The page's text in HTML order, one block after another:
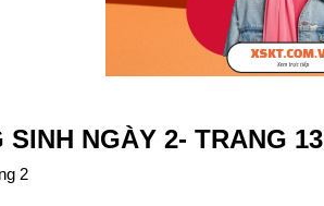
NGÀY 2- TRANG 13
2